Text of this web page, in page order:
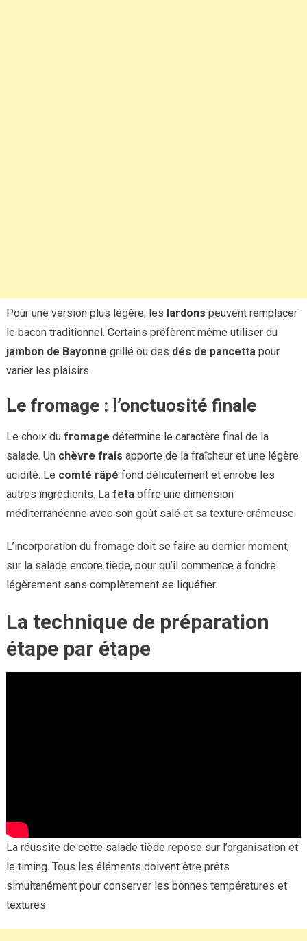
Pour une version plus légère, les lardons peuvent remplacer
le bacon traditionnel. Certains préfèrent même utiliser du
jambon de Bayonne grillé ou des dés de pancettapour
varier les plaisirs.
Le fromage : l’onctuosité finale
Le choix du fromage détermine le caractère final de la
salade. Un chèvre frais apporte de la fraîcheur et une légère
acidité. Le comté râpé fond délicatement et enrobe les
autres ingrédients. La fetaoffre une dimension
méditerranéenne avec son goût salé et sa texture crémeuse.
L’incorporation du fromage doit se faire au dernier moment,
sur la salade encore tiède, pour qu’il commence à fondre
légèrement sans complètement se liquéfier.
La technique de préparation
étape par étape
La réussite de cette salade tiède repose sur l’organisation et
le timing. Tous les éléments doivent être prêts
simultanément pour conserver les bonnes températures et
textures.